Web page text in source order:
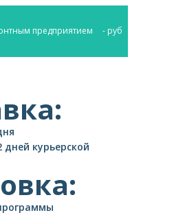
предприятием - руб
дней курьерской